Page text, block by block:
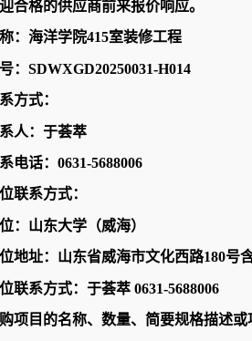
合格的供应商前来报价响应。
：海洋学院415室装修工程
：SDWXGD20250031-H014
方式：
人：于荟萃
电话：0631-5688006
联系方式：
：山东大学（威海）
地址：山东省威海市文化西路180号
联系方式：于荟萃 0631-5688006
项目的名称、数量、简要规格描述或